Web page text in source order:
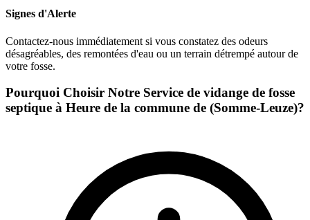
Signes d'Alerte
Contactez-nous immédiatement si vous constatez des odeurs
désagréables, des remontées d'eau ou un terrain détrempé autour de
votre fosse.
Pourquoi Choisir Notre Service de vidange de fosse
septique à Heure de la commune de (Somme-Leuze)?